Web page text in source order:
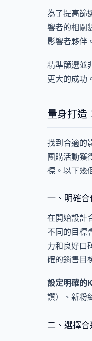
為了提高篩
響者的相關
影響者夥伴。
精準篩選並
更大的成功。
量身打造
找到合適的
團購活動獲
標。以下幾
一、明確
在開始設計
不同的目標
力和良好口
確的銷售目
設定明確的
讚）、新粉
二、選擇